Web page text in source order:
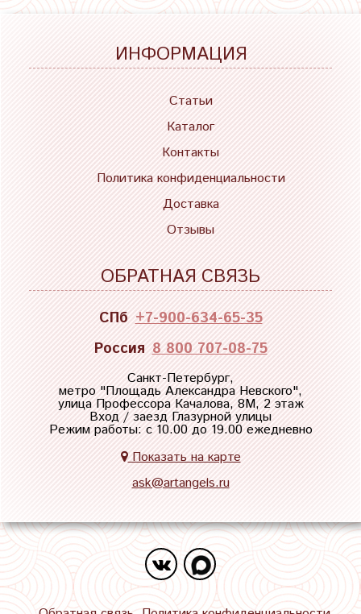
ИНФОРМАЦИЯ
Статьи
Каталог
Контакты
Политика конфиденциальности
Доставка
Отзывы
ОБРАТНАЯ СВЯЗЬ
СПб +7-900-634-65-35
Россия 8 800 707-08-75
Санкт-Петербург,
метро "Площадь Александра Невского",
улица Профессора Качалова, 8М, 2 этаж
Вход / заезд Глазурной улицы
Режим работы: с 10.00 до 19.00 ежедневно
Показать на карте
ask@artangels.ru